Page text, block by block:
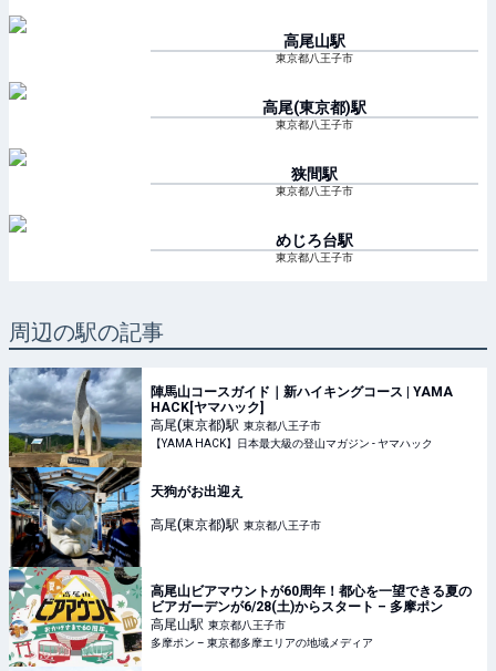
高尾山駅
東京都八王子市
高尾(東京都)駅
東京都八王子市
狭間駅
東京都八王子市
めじろ台駅
東京都八王子市
周辺の駅の記事
陣馬山コースガイド｜新ハイキングコース | YAMA
HACK[ヤマハック]
高尾(東京都)駅 東京都八王子市
【YAMA HACK】日本最大級の登山マガジン - ヤマハック
天狗がお出迎え
高尾(東京都)駅 東京都八王子市
高尾山ビアマウントが60周年！都心を一望できる夏の
ビアガーデンが6/28(土)からスタート – 多摩ポン
高尾山駅 東京都八王子市
多摩ポン – 東京都多摩エリアの地域メディア